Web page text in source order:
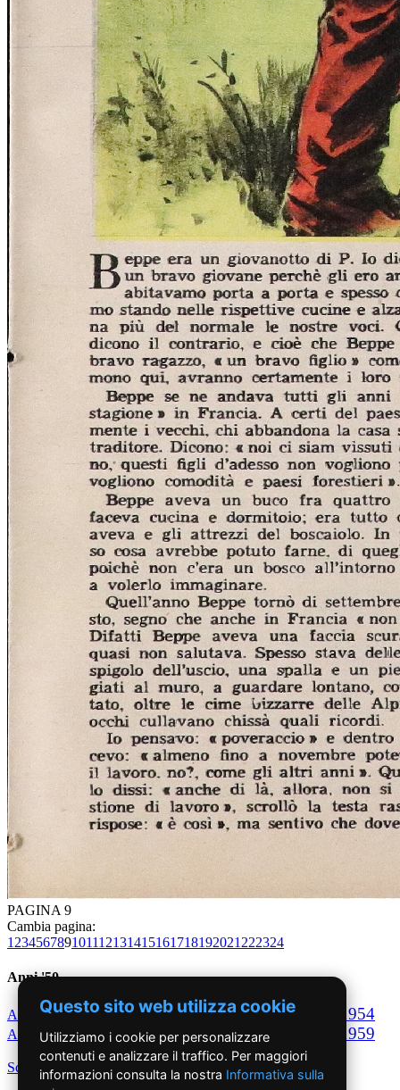
PAGINA 9
Cambia pagina:
1 23456789101112131415161718192021 222324
Anni '50
Anno1950Anno1951 Anno1952 Anno1953 1954
Anno 1955Anno1956 Anno1957Anno1958 1959
Scegli per decennio
Questo sito web utilizza cookie
Utilizziamo i cookie per personalizzare
contenuti e analizzare il traffico. Per maggiori
informazioni consulta la nostra Informativa sulla